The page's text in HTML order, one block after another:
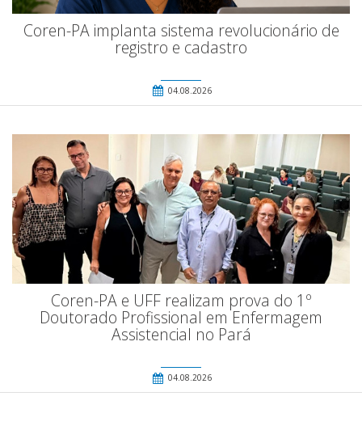
Coren-PA implanta sistema revolucionário de
registro e cadastro
04.08.2026
Coren-PA e UFF realizam prova do 1º
Doutorado Profissional em Enfermagem
Assistencial no Pará
04.08.2026